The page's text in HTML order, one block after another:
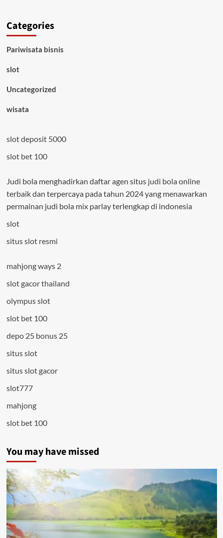
Categories
Pariwisata bisnis
slot
Uncategorized
wisata
slot deposit 5000
slot bet 100
Judi bola menghadirkan daftar agen situs judi bola online
terbaik dan terpercaya pada tahun 2024 yang menawarkan
permainan judi bola mix parlay terlengkap di indonesia
slot
situs slot resmi
mahjong ways 2
slot gacor thailand
olympus slot
slot bet 100
depo 25 bonus 25
situs slot
situs slot gacor
slot777
mahjong
slot bet 100
You may have missed